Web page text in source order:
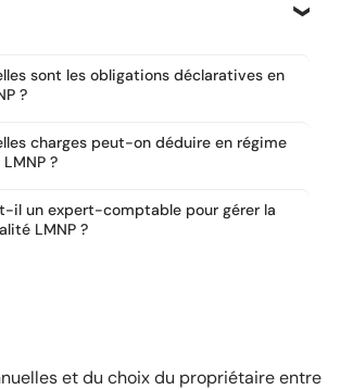
sont les obligations déclaratives en
?
charges peut-on déduire en régime
LMNP ?
il un expert-comptable pour gérer la
LMNP ?
et du choix du propriétaire entre